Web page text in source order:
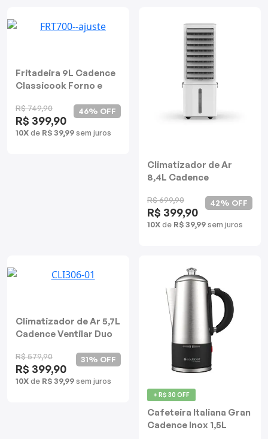
Fritadeira 9L Cadence
Classicook Forno e
R$ 749,90
R$ 399,90
10Xde R$ 39,99sem juros
46% OFF
Climatizador de Ar
8,4L Cadence
R$ 699,90
R$ 399,90
10Xde R$ 39,99sem juros
42% OFF
Climatizador de Ar 5,7L
Cadence Ventilar Duo
R$ 579,90
R$ 399,90
10Xde R$ 39,99sem juros
31% OFF
+ R$ 30 OFF
Cafeteira Italiana Gran
Cadence Inox 1,5L